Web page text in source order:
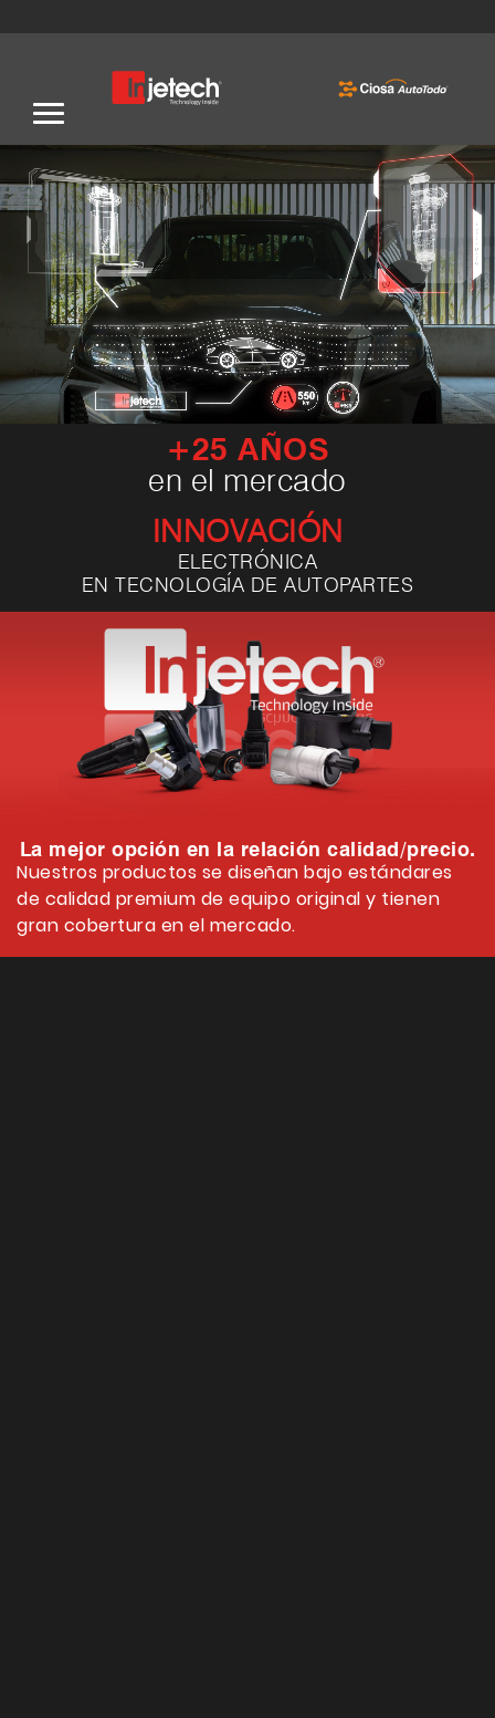
+25 AÑOS
en el mercado
INNOVACIÓN
ELECTRÓNICA
EN TECNOLOGÍA DE AUTOPARTES
La mejor opción en la relación calidad/precio.
Nuestros productos se diseñan bajo estándares
de calidad premium de equipo original y tienen
gran cobertura en el mercado.